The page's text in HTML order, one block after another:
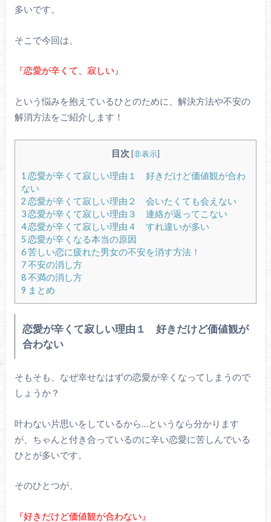
多いです。
そこで今回は、
『恋愛が辛くて、寂しい』
という悩みを抱えているひとのために、解決方法や不安の
解消方法をご紹介します！
目次 [非表示]
1 恋愛が辛くて寂しい理由１ 好きだけど価値観が合わ
ない
2 恋愛が辛くて寂しい理由２ 会いたくても会えない
3恋愛が辛くて寂しい理由３ 連絡が返ってこない
4恋愛が辛くて寂しい理由４ すれ違いが多い
5 恋愛が辛くなる本当の原因
6苦しい恋に疲れた男女の不安を消す方法！
7不安の消し方
8不満の消し方
9 まとめ
恋愛が辛くて寂しい理由１ 好きだけど価値観が
合わない
そもそも、なぜ幸せなはずの恋愛が辛くなってしまうので
しょうか？
叶わない片思いをしているから…というなら分かります
が、ちゃんと付き合っているのに辛い恋愛に苦しんでいる
ひとが多いです。
そのひとつが、
『好きだけど価値観が合わない』